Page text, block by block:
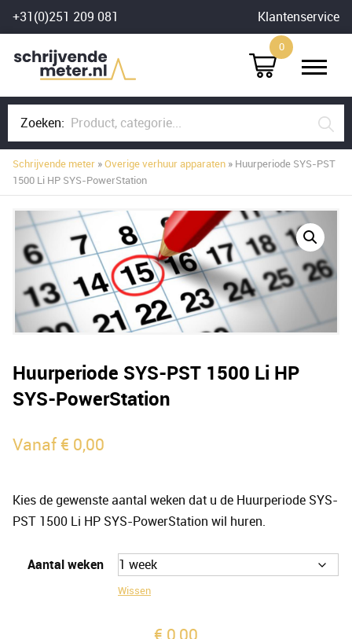
Skip
to
content
+31(0)251 209 081 Klantenservice
0
Zoeken:
Schrijvende meter »Overige verhuur apparaten » Huurperiode SYS-PST
1500 Li HP SYS-PowerStation
Huurperiode SYS-PST 1500 Li HP
SYS-PowerStation
Vanaf€ 0,00
Kies de gewenste aantal weken dat u de Huurperiode SYS-
PST 1500 Li HP SYS-PowerStation wil huren.
Aantal weken
Wissen
€ 0,00